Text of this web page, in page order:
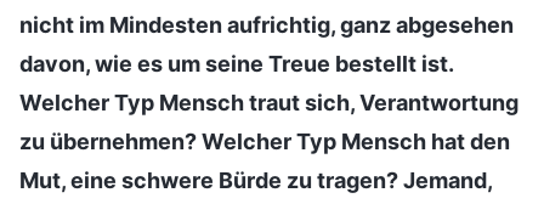
nicht im Mindesten aufrichtig, ganz abgesehen
davon, wie es um seine Treue bestellt ist.
Welcher Typ Mensch traut sich, Verantwortung
zu übernehmen? Welcher Typ Mensch hat den
Mut, eine schwere Bürde zu tragen? Jemand,